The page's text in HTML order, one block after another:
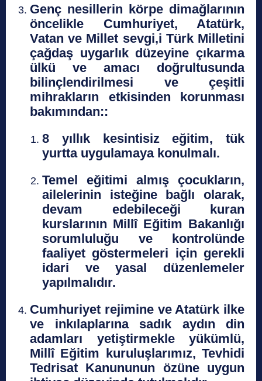
Genç nesillerin körpe dimağlarının
öncelikle Cumhuriyet, Atatürk,
Vatan ve Millet sevgi,i Türk Milletini
çağdaş uygarlık düzeyine çıkarma
ülkü ve amacı doğrultusunda
bilinçlendirilmesi ve çeşitli
mihrakların etkisinden korunması
bakımından::
8 yıllık kesintisiz eğitim, tük
yurtta uygulamaya konulmalı.
Temel eğitimi almış çocukların,
ailelerinin isteğine bağlı olarak,
devam edebileceği kuran
kurslarının Millî Eğitim Bakanlığı
sorumluluğu ve kontrolünde
faaliyet göstermeleri için gerekli
idari ve yasal düzenlemeler
yapılmalıdır.
Cumhuriyet rejimine ve Atatürk ilke
ve inkılaplarına sadık aydın din
adamları yetiştirmekle yükümlü,
Millî Eğitim kuruluşlarımız, Tevhidi
Tedrisat Kanununun özüne uygun